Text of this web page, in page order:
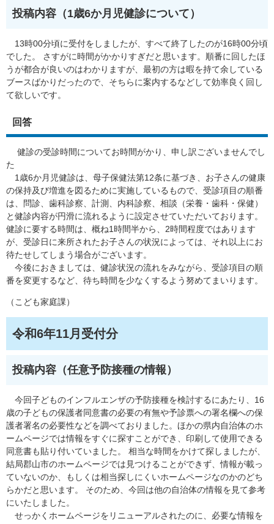
投稿内容（1歳6か月児健診について）
13時00分頃に受付をしましたが、すべて終了したのが16時00分頃
でした。 さすがに時間がかかりすぎだと思います。順番に回したほ
うが都合が良いのはわかりますが、最初の方は暇を持て余している
ブースばかりだったので、そちらに案内するなどして効率良く回し
て欲しいです。
回答
健診の受診時間についてお時間がかり、申し訳ございませんでし
た
1歳6か月児健診は、母子保健法第12条に基づき、お子さんの健康
の保持及び増進を図るために実施しているもので、受診項目の順番
は、問診、歯科診察、計測、内科診察、相談（栄養・歯科・保健）
と健診内容が円滑に流れるように設定させていただいております。
健診に要する時間は、概ね1時間半から、2時間程度ではあります
が、受診日に来所されたお子さんの状況によっては、それ以上にお
待たせしてしまう場合がございます。
今後におきましては、健診状況の流れをみながら、受診項目の順
番を変更するなど、待ち時間を少なくするよう努めてまいります。
（こども家庭課）
令和6年11月受付分
投稿内容（任意予防接種の情報）
今回子どものインフルエンザの予防接種を検討するにあたり、16
歳の子どもの保護者同意書の必要の有無や予診票への署名欄への保
護者署名の必要性などを調べておりました。ほかの県内自治体のホ
ームページでは情報をすぐに探すことができ、印刷して使用できる
同意書も貼り付いていました。 相当な時間をかけて探しましたが、
結局郡山市のホームページでは見つけることができず、情報が載っ
ていないのか、もしくは相当探しにくいホームページなのかのどち
らかだと思います。 そのため、今回は他の自治体の情報を見て参考
にいたしました。
せっかくホームページをリニューアルされたのに、必要な情報を